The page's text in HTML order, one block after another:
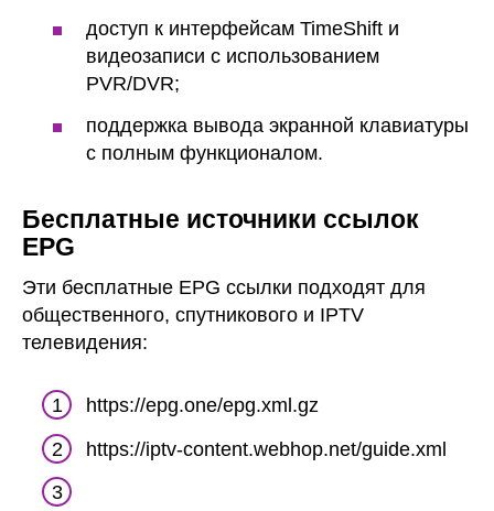
доступ к интерфейсам TimeShift и
видеозаписи с использованием
PVR/DVR;
поддержка вывода экранной клавиатуры
с полным функционалом.
Бесплатные источники ссылок
EPG
Эти бесплатные EPG ссылки подходят для
общественного, спутникового и IPTV
телевидения:
https://epg.one/epg.xml.gz
https://iptv-content.webhop.net/guide.xml